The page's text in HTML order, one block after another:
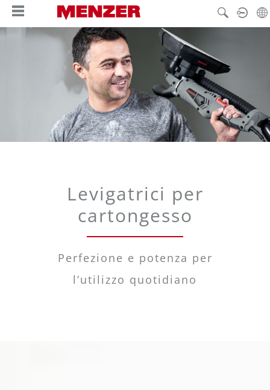
principale
Levigatrici per
cartongesso
Perfezione e potenza per
l’utilizzo quotidiano